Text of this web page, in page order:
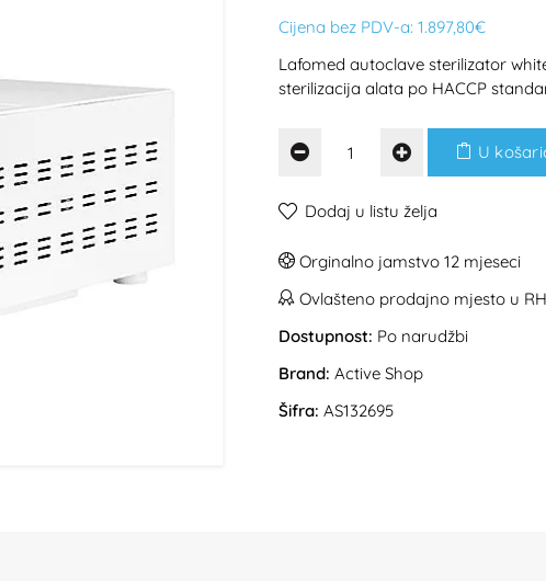
Cijena bez PDV-a: 1.897,80€
Lafomed autoclave sterilizator
sterilizacija alata po HACCP
U
Dodaj u listu želja
Orginalno jamstvo 12 mjeseci
Ovlašteno prodajno mjesto u RH
Dostupnost: Po narudžbi
Brand: Active Shop
Šifra: AS132695